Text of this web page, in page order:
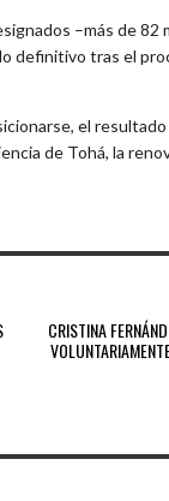
–más de 82
definitivo tras el
el
de Tohá, la
CRISTINA